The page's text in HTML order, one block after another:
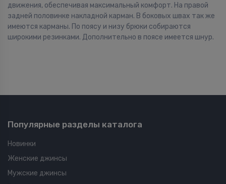
движения, обеспечивая максимальный комфорт. На правой
задней половинке накладной карман. В боковых швах так же
имеются карманы. По поясу и низу брюки собираются
широкими резинками. Дополнительно в поясе имеется шнур.
Популярные разделы каталога
Новинки
Женские джинсы
Мужские джинсы